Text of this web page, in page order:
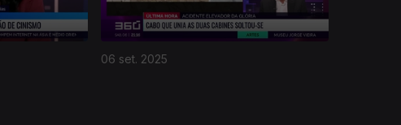
06 set. 2025